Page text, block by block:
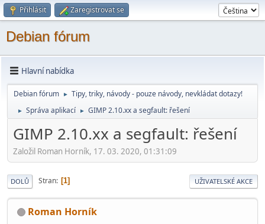
Přihlásit Zaregistrovat se
Debian fórum
Hlavní nabídka
Debian fórum ► Tipy, triky, návody - pouze návody, nevkládat dotazy!
► Správa aplikací ► GIMP 2.10.xx a segfault: řešení
GIMP 2.10.xx a segfault: řešení
Založil Roman Horník, 17. 03. 2020, 01:31:09
DOLŮ Stran 1 UŽIVATELSKÉ AKCE
Roman Horník